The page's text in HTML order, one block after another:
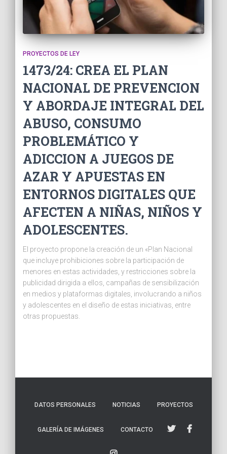
PROYECTOS DE LEY
1473/24: CREA EL PLAN
NACIONAL DE PREVENCION
Y ABORDAJE INTEGRAL DEL
ABUSO, CONSUMO
PROBLEMÁTICO Y
ADICCION A JUEGOS DE
AZAR Y APUESTAS EN
ENTORNOS DIGITALES QUE
AFECTEN A NIÑAS, NIÑOS Y
ADOLESCENTES.
El proyecto propone la creación de un «Plan Nacional
que incluye prohibiciones sobre la participación de
menores en estas actividades, y restricciones sobre la
publicidad dirigida a ellos, campañas de sensibilización
en medios y plataformas digitales, involucrando a niños
y adolescentes en el diseño de estas iniciativas, entre
otras propuestas.
DATOS PERSONALES NOTICIAS PROYECTOS
GALERÍA DE IMÁGENES CONTACTO